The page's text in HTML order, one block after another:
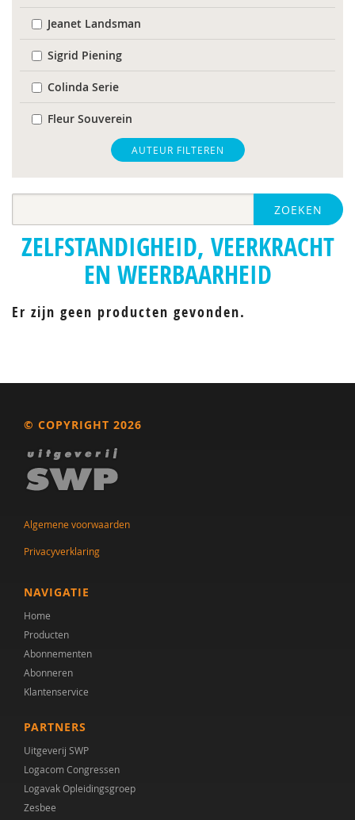
Jeanet Landsman
Sigrid Piening
Colinda Serie
Fleur Souverein
Inge van BalkomAUTEUR FILTEREN
ZOEKEN
ZELFSTANDIGHEID, VEERKRACHT
EN WEERBAARHEID
Er zijn geen producten gevonden.
© COPYRIGHT 2026
Algemene voorwaarden
Privacyverklaring
NAVIGATIE
Home
Producten
Abonnementen
Abonneren
Klantenservice
PARTNERS
Uitgeverij SWP
Logacom Congressen
Logavak Opleidingsgroep
Zesbee